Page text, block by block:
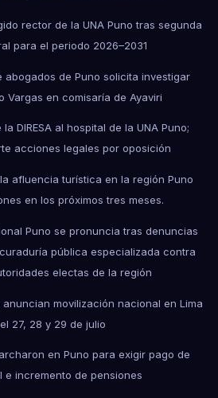
rector de la UNA Puno tras segunda
para el periodo 2026–2031
abogados de Puno solicita investigar
Vargas en comisaría de Ayaviri
DIRESA al hospital de la UNA Puno;
acciones legales por oposición
la afluencia turística en la región Puno
en los próximos tres meses.
Puno se pronuncia tras denuncias
pública especializada contra
electas de la región
movilización nacional en Lima
27, 28 y 29 de julio
en Puno para exigir pago de
e incremento de pensiones